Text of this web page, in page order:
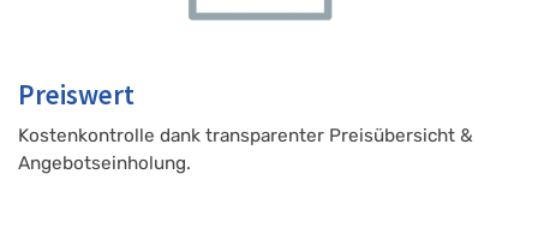
Preiswert
Kostenkontrolle dank transparenter Preisübersicht &
Angebotseinholung.